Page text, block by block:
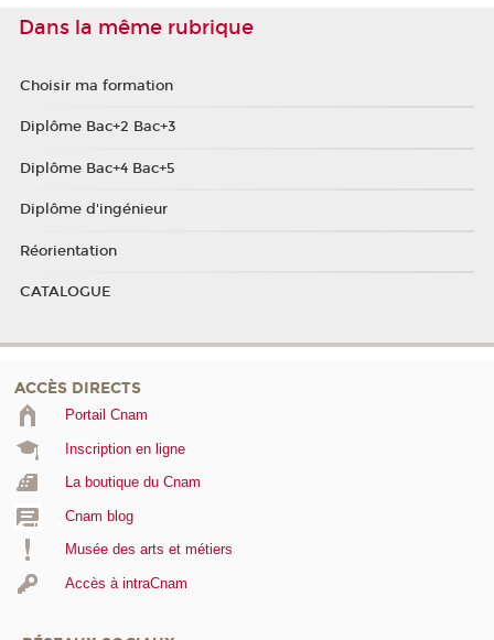
Dans la même rubrique
Choisir ma formation
Diplôme Bac+2 Bac+3
Diplôme Bac+4 Bac+5
Diplôme d'ingénieur
Réorientation
CATALOGUE
ACCÈS DIRECTS
Portail Cnam
Inscription en ligne
La boutique du Cnam
Cnam blog
Musée des arts et métiers
Accès à intraCnam